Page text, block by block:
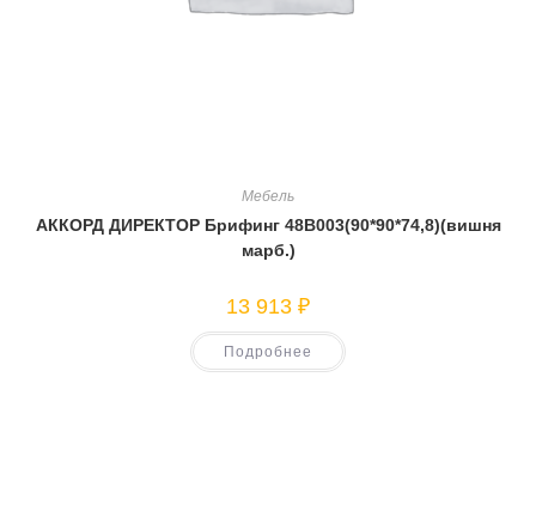
Мебель
АККОРД ДИРЕКТОР Брифинг 48В003(90*90*74,8)(вишня
марб.)
13 913 ₽
Подробнее